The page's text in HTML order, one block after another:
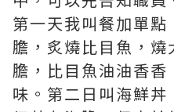
第一天我叫餐加單
膽，炙燒比目魚，
膽，比目魚油油香
味。第二日叫海鮮